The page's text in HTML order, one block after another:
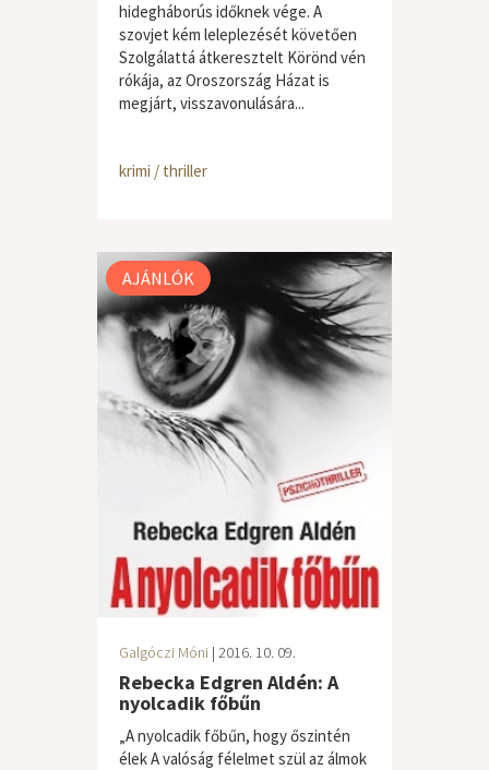
hidegháborús időknek vége. A
szovjet kém leleplezését követően
Szolgálattá átkeresztelt Körönd vén
rókája, az Oroszország Házat is
megjárt, visszavonulására...
krimi / thriller
AJÁNLÓK
Galgóczi Móni | 2016. 10. 09.
Rebecka Edgren Aldén: A
nyolcadik főbűn
„A nyolcadik főbűn, hogy őszintén
élek A valóság félelmet szül az álmok